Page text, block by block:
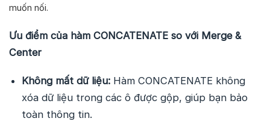
muốn nối.
Ưu điểm của hàm CONCATENATE so với Merge &
Center
Không mất dữ liệu: Hàm CONCATENATE không
xóa dữ liệu trong các ô được gộp, giúp bạn bảo
toàn thông tin.